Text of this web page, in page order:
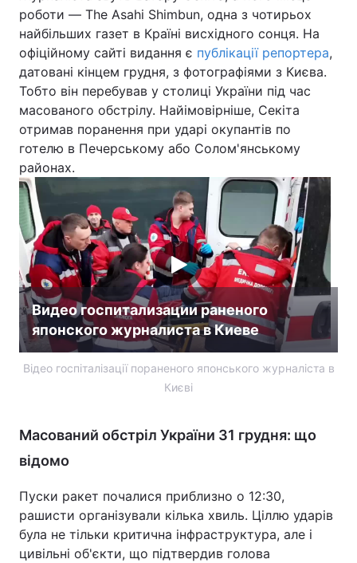
роботи — The Asahi Shimbun, одна з чотирьох
найбільших газет в Країні висхідного сонця. На
офіційному сайті видання є публікації репортера,
датовані кінцем грудня, з фотографіями з Києва.
Тобто він перебував у столиці України під час
масованого обстрілу. Найімовірніше, Секіта
отримав поранення при ударі окупантів по
готелю в Печерському або Солом'янському
районах.
Видео госпитализации раненого
японского журналиста в Киеве
Відео госпіталізації пораненого японського журналіста в
Києві
Масований обстріл України 31 грудня: що
відомо
Пуски ракет почалися приблизно о 12:30,
рашисти організували кілька хвиль. Ціллю ударів
була не тільки критична інфраструктура, але і
цивільні об'єкти, що підтвердив голова